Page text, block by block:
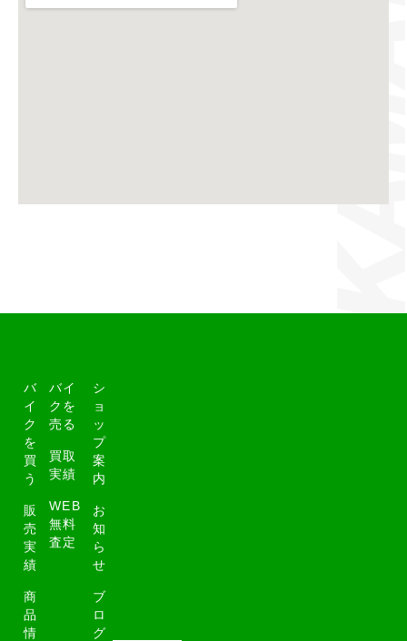
バ
イ
ク
を
買
う
販
売
実
績
商
品
情
バイ
クを
売る
買取
実績
WEB
無料
査定
シ
ョ
ッ
プ
案
内
お
知
ら
せ
ブ
ロ
グ